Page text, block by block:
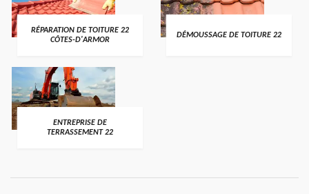
RÉPARATION DE TOITURE 22
CÔTES-D'ARMOR
DÉMOUSSAGE DE TOITURE 22
ENTREPRISE DE
TERRASSEMENT 22